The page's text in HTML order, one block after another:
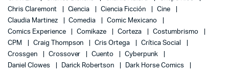
Chris Claremont
Ciencia Ciencia Ficción
Cine
Claudia Martinez
Comedia
Comic Mexicano
Comics Experience
Comikaze Corteza
Costumbrismo
CPM
Craig Thompson Cris Ortega
Crítica Social
Crossgen
Crossover Cuento
Cyberpunk
Daniel Clowes
Darick Robertson
Dark Horse Comics